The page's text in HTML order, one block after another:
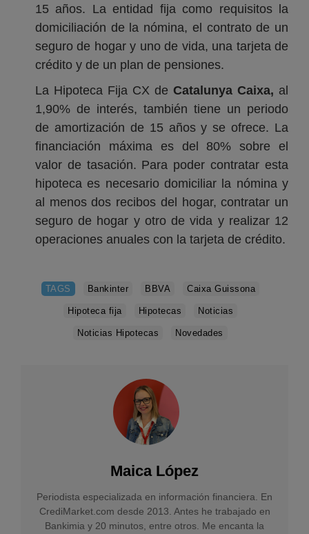
15 años. La entidad fija como requisitos la
domiciliación de la nómina, el contrato de un
seguro de hogar y uno de vida, una tarjeta de
crédito y de un plan de pensiones.
La Hipoteca Fija CX de Catalunya Caixa, al
1,90% de interés, también tiene un periodo
de amortización de 15 años y se ofrece. La
financiación máxima es del 80% sobre el
valor de tasación. Para poder contratar esta
hipoteca es necesario domiciliar la nómina y
al menos dos recibos del hogar, contratar un
seguro de hogar y otro de vida y realizar 12
operaciones anuales con la tarjeta de crédito.
TAGS Bankinter BBVA Caixa Guissona
Hipoteca fija Hipotecas Noticias
Noticias Hipotecas Novedades
Maica López
Periodista especializada en información financiera. En
CrediMarket.com desde 2013. Antes he trabajado en
Bankimia y 20 minutos, entre otros. Me encanta la